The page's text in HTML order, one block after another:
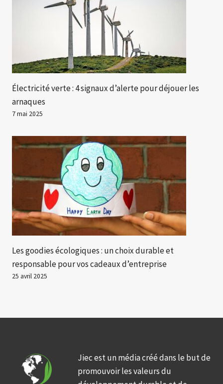
Électricité verte : 4 signaux d’alerte pour déjouer les
arnaques
7 mai 2025
Les goodies écologiques : un choix durable et
responsable pour vos cadeaux d’entreprise
25 avril 2025
Jiec est un média créé dans le but de
promouvoir les valeurs du